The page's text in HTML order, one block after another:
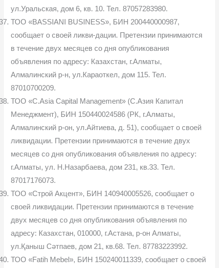
ул.Уральская, дом 6, кв. 10. Тел. 87057283980.
ТОО «BASSIANI BUSINESS», БИН 200440000987,
сообщает о своей ликви-дации. Претензии принимаются
в течение двух месяцев со дня опубликования
объявления по адресу: Казахстан, г.Алматы,
Алмалинский р-н, ул.Караоткел, дом 115. Тел.
87010700209.
ТОО «С.Asia Capital Managеment» (С.Азия Капитал
Менеджмент), БИН 150440024586 (РК, г.Алматы,
Алмалинский р-он, ул.Айтиева, д. 51), сообщает о своей
ликвидации. Претензии принимаются в течение двух
месяцев со дня опубликования объявления по адресу:
г.Алматы, ул. Н.Назарбаева, дом 231, кв.33. Тел.
87017176073.
ТОО «Строй Акцент», БИН 140940005526, сообщает о
своей ликвидации. Претензии принимаются в течение
двух месяцев со дня опубликования объявления по
адресу: Казахстан, 010000, г.Астана, р-он Алматы,
ул.Қаныш Сәтпаев, дом 21, кв.68. Тел. 87783223992.
ТОО «Fatih Mebel», БИН 150240011339, сообщает о своей